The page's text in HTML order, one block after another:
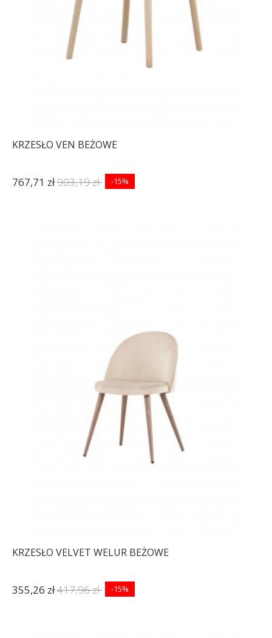
KRZESŁO VEN BEŻOWE
767,71 zł903,19 zł -15%
KRZESŁO VELVET WELUR BEŻOWE
355,26 zł417,96 zł -15%